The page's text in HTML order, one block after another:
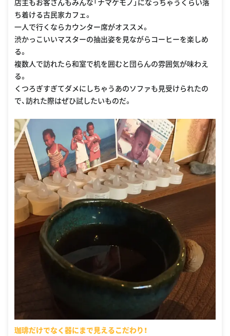
店主もお客さんもみんな「ナマケモノ」になっちゃうくらい落
ち着ける古民家カフェ。
一人で行くならカウンター席がオススメ。
渋かっこいいマスターの抽出姿を見ながらコーヒーを楽しめ
る。
複数人で訪れたら和室で机を囲むと団らんの雰囲気が味わえ
る。
くつろぎすぎてダメにしちゃうあのソファも見受けられたの
で、訪れた際はぜひ試したいものだ。
珈琲だけでなく器にまで見えるこだわり！